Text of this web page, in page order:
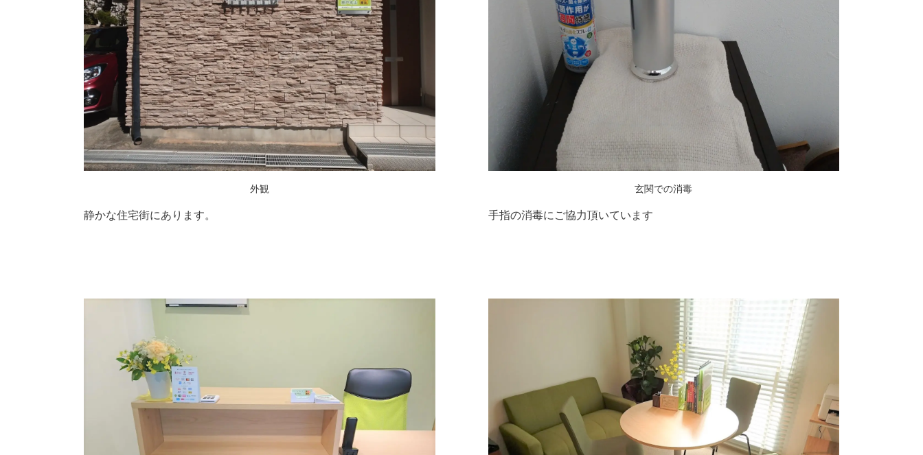
外観
静かな住宅街にあります。
玄関での消毒
手指の消毒にご協力頂いています